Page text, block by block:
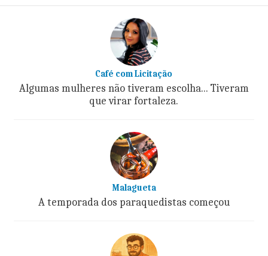
Café com Licitação
Algumas mulheres não tiveram escolha... Tiveram
que virar fortaleza.
Malagueta
A temporada dos paraquedistas começou